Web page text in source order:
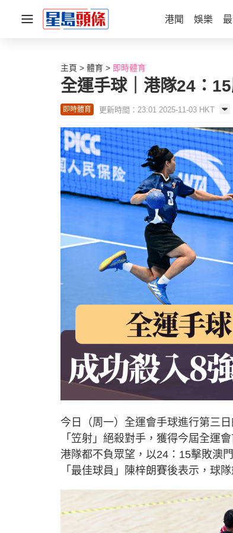
港聞 娛樂
主頁 體育 即時體育
全運手球｜港隊24：
即時體育 更新時間：23:01 2025-11-03 HKT
今日（周一）全運會手球進行第三
「笠射」絕殺對手，獲得今屆全運
港隊都不負眾望，以24：15擊敗澳
「最佳球員」陳梓朗賽後表示，球